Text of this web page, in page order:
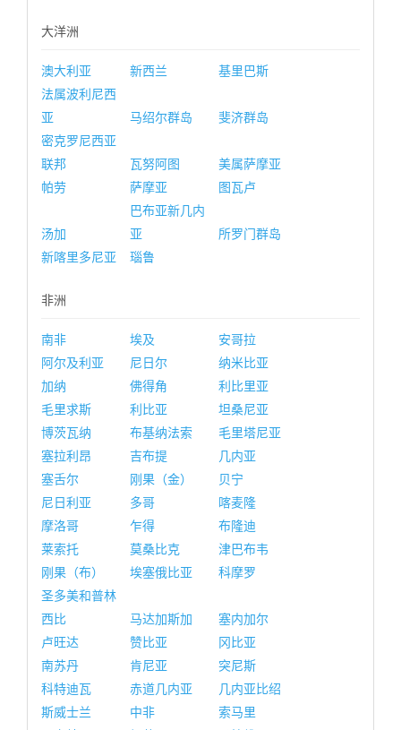
大洋洲
澳大利亚 新西兰
基里巴斯
法属波利尼西
亚
马绍尔群岛
斐济群岛
密克罗尼西亚
联邦
瓦努阿图
美属萨摩亚
帕劳
萨摩亚 图瓦卢
汤加
巴布亚新几内
亚
所罗门群岛
新喀里多尼亚
瑙鲁
非洲
南非 埃及
安哥拉
阿尔及利亚
尼日尔
纳米比亚
加纳
佛得角
利比里亚
毛里求斯
利比亚
坦桑尼亚
博茨瓦纳
布基纳法索
毛里塔尼亚
塞拉利昂
吉布提
几内亚
塞舌尔
刚果（金）
贝宁
尼日利亚
多哥
喀麦隆
摩洛哥
乍得
布隆迪
莱索托
莫桑比克
津巴布韦
刚果（布）
埃塞俄比亚
科摩罗
圣多美和普林
西比
马达加斯加
塞内加尔
卢旺达
赞比亚
冈比亚
南苏丹
肯尼亚
突尼斯
科特迪瓦
赤道几内亚
几内亚比绍
斯威士兰
中非
索马里